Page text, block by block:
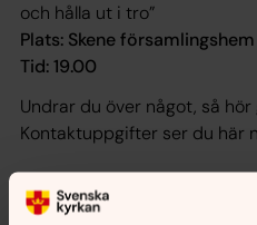
och hålla ut i tro”
Plats: Skene församlingshem
Tid: 19.00
Undrar du över något, så hör
Kontaktuppgifter ser du här